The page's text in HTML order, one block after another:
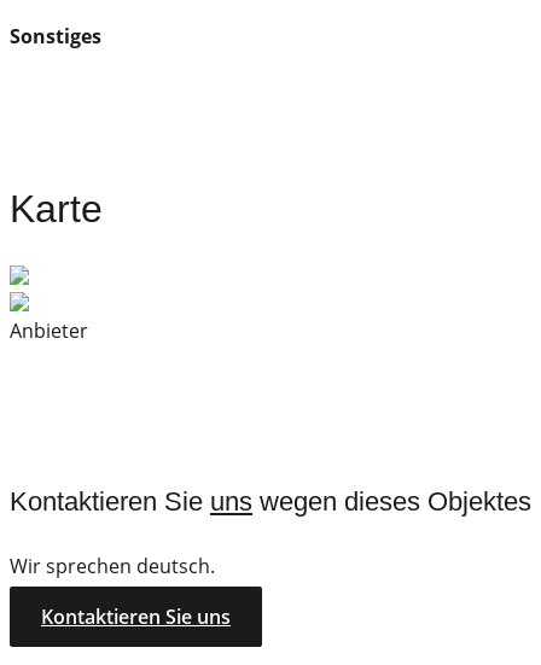
Sonstiges
Karte
Anbieter
Kontaktieren Sie uns wegen dieses Objektes
Wir sprechen deutsch.
Kontaktieren Sie uns